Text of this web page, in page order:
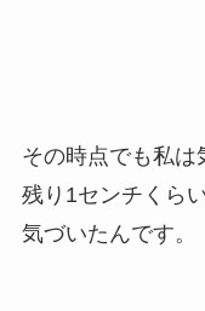
その時点でも私は
残り1センチくら
気づいたんです。